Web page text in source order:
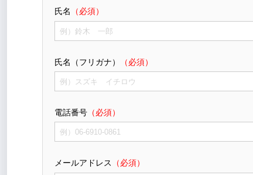
氏名 （必須）
氏名（フリガナ） （必須）
電話番号 （必須）
メールアドレス （必須）